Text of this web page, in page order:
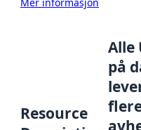
Resource
Alle
på